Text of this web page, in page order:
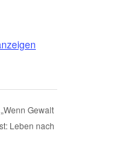
Gewalt
Leben nach